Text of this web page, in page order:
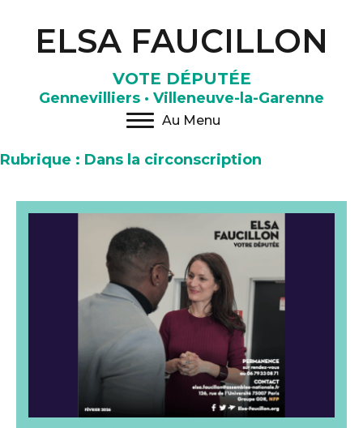
ELSA FAUCILLON
VOTE DÉPUTÉE
Gennevilliers · Villeneuve-la-Garenne
Au Menu
Rubrique : Dans la circonscription